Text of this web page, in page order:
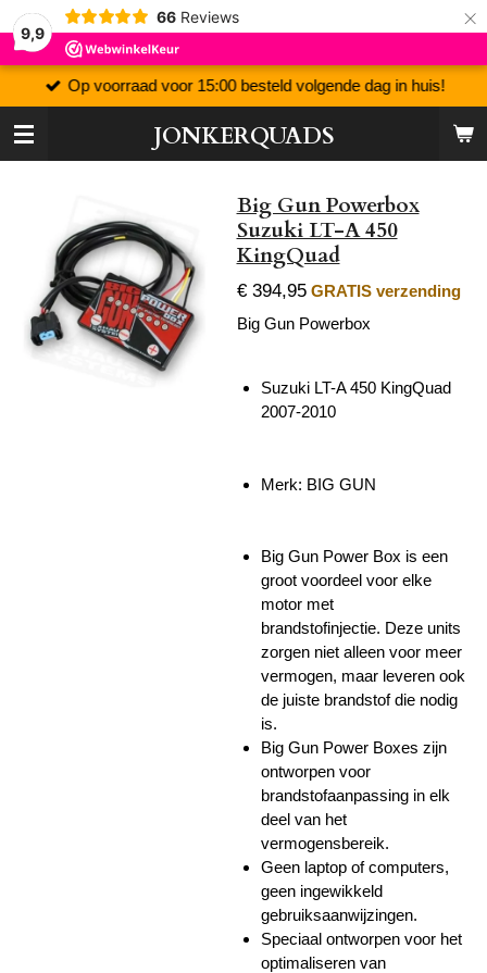
9,9
66 Reviews ×
JONKERQUADS
Op voorraad voor 15:00 besteld volgende dag in huis!
Big Gun Powerbox
Suzuki LT-A 450
KingQuad
€ 394,95 GRATIS verzending
Big Gun Powerbox
Suzuki LT-A 450 KingQuad
2007-2010
Merk: BIG GUN
Big Gun Power Box is een
groot voordeel voor elke
motor met
brandstofinjectie. Deze units
zorgen niet alleen voor meer
vermogen, maar leveren ook
de juiste brandstof die nodig
is.
Big Gun Power Boxes zijn
ontworpen voor
brandstofaanpassing in elk
deel van het
vermogensbereik.
Geen laptop of computers,
geen ingewikkeld
gebruiksaanwijzingen.
Speciaal ontworpen voor het
optimaliseren van